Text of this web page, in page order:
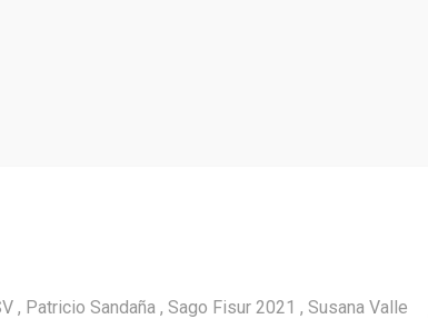
Patricio Sandaña Sago Fisur 2021 Susana Valle